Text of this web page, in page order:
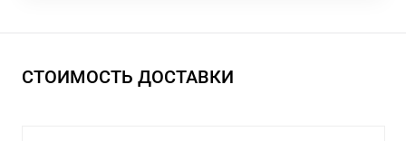
СТОИМОСТЬ ДОСТАВКИ